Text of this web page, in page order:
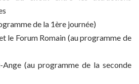
de la 1ère journée)
le Forum Romain (au programme de
Ange (au programme de la seconde